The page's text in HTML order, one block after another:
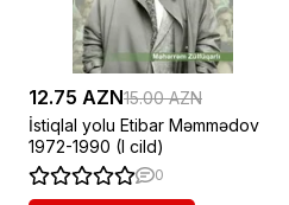
12.75 AZN15.00 AZN
İstiqlal yolu Etibar Məmmədov
1972-1990 (I cild)
0